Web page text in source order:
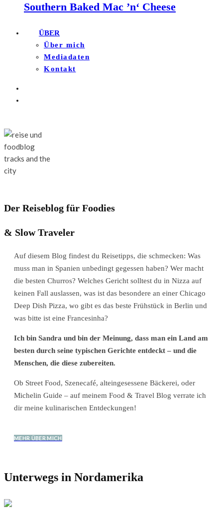
Southern Baked Mac ’n‘ Cheese
ÜBER
Über mich
Mediadaten
Kontakt
Der Reiseblog für Foodies
& Slow Traveler
Auf diesem Blog findest du Reisetipps, die schmecken: Was
muss man in Spanien unbedingt gegessen haben? Wer macht
die besten Churros? Welches Gericht solltest du in Nizza auf
keinen Fall auslassen, was ist das besondere an einer Chicago
Deep Dish Pizza, wo gibt es das beste Frühstück in Berlin und
was bitte ist eine Francesinha?
Ich bin Sandra und bin der Meinung, dass man ein Land am
besten durch seine typischen Gerichte entdeckt – und die
Menschen, die diese zubereiten.
Ob Street Food, Szenecafé, alteingesessene Bäckerei, oder
Michelin Guide – auf meinem Food & Travel Blog verrate ich
dir meine kulinarischen Entdeckungen!
MEHR ÜBER MICH
Unterwegs in Nordamerika